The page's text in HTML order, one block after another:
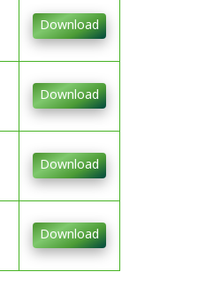
Download
Download
Download
Download